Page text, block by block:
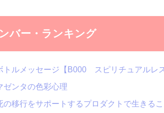
バー・ランキング
トルメッセージ【B000 スピリチュアルレス
ゼンタの色彩心理
の移行をサポートするプロダクトで生きる